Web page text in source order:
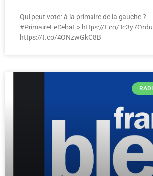
Qui peut voter à la primaire de la gauche ?
#PrimaireLeDebat > https://t.co/
https://t.co/4ONzwGkO8B